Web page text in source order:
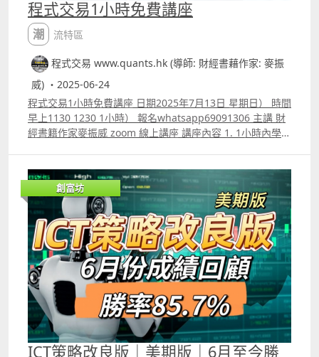
程式交易1小時免費講座
潮流特區
程式交易 www.quants.hk (導師: 財經書藉作家: 麥振
威) ・2025-06-24
程式交易1小時免費講座 日期2025年7月13日 星期日） 時間
早上1130 1230 1小時） 報名whatsapp69091306 主講 財
經書籍作家麥振威 zoom 線上講座 講座內容 1. 1小時內學懂
4.如何快速將pine script寫的交易策略轉為python版本 5.
如何快速學懂用python寫運用排盤市場深度數據的交易策略
autotrade 6.期指盤路分析原理講解 報名whatspp
69091306 或電郵paul.mark881@gmail.com
創富坊
ICT策略改良版｜美期版｜6月至今勝